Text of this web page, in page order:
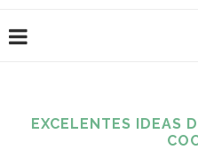
EXCELENTES IDEAS